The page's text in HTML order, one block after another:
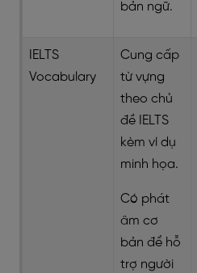
bản ngữ.
IELTS
Vocabulary
Cung cấp
từ vựng
theo chủ
đề IELTS
kèm ví dụ
minh họa.
Có phát
âm cơ
bản để hỗ
trợ người